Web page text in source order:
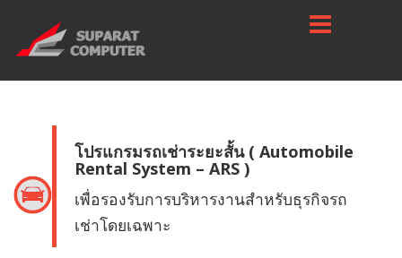
โปรแกรมรถเช่าระยะสั้น ( Automobile
Rental System – ARS )
เพื่อรองรับการบริหารงานสำหรับธุรกิจรถ
เช่าโดยเฉพาะ